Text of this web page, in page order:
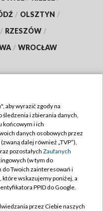
/ OLSZTYN /
/ RZESZÓW /
/ WROCŁAW
TVP
aby wyrazić zgody na
i zbierania danych,
końcowym i ich
danych osobowych przez
dalej również „TVP”),
pozostałych Zaufanych
(w tym do
Twoich zainteresowań i
które wskazujemy poniżej, a
PPID do Google.
przez Ciebie naszych